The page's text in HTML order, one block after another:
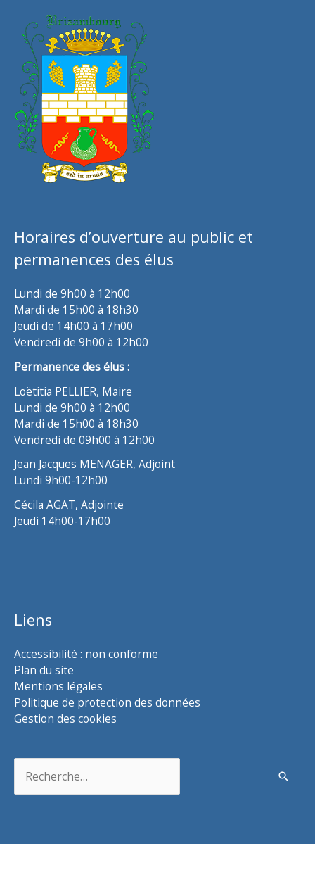
Horaires d’ouverture au public et
permanences des élus
Lundi de 9h00 à 12h00
Mardi de 15h00 à 18h30
Jeudi de 14h00 à 17h00
Vendredi de 9h00 à 12h00
Permanence des élus :
Loëtitia PELLIER, Maire
Lundi de 9h00 à 12h00
Mardi de 15h00 à 18h30
Vendredi de 09h00 à 12h00
Jean Jacques MENAGER, Adjoint
Lundi 9h00-12h00
Cécila AGAT, Adjointe
Jeudi 14h00-17h00
Liens
Accessibilité : non conforme
Plan du site
Mentions légales
Politique de protection des données
Gestion des cookies